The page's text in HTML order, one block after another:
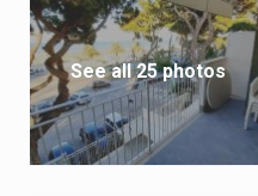
See all 25 photos